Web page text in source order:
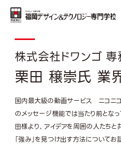
株式会社ドワンゴ
栗田 穣崇氏 業
国内最大級の動画サービス ニコニ
のメッセージ機能では当たり前とな
田様より、アイデアを周囲の人たち
「強み」を見つけ出す方法についてお